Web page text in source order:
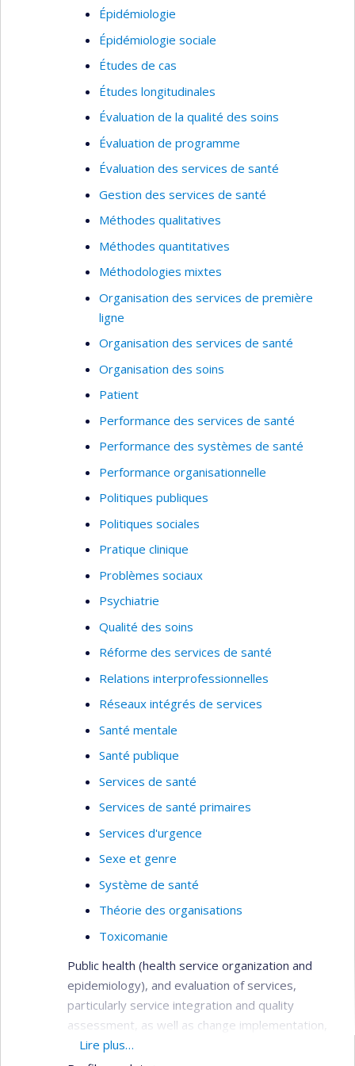
Épidémiologie
Épidémiologie sociale
Études de cas
Études longitudinales
Évaluation de la qualité des soins
Évaluation de programme
Évaluation des services de santé
Gestion des services de santé
Méthodes qualitatives
Méthodes quantitatives
Méthodologies mixtes
Organisation des services de première
ligne
Organisation des services de santé
Organisation des soins
Patient
Performance des services de santé
Performance des systèmes de santé
Performance organisationnelle
Politiques publiques
Politiques sociales
Pratique clinique
Problèmes sociaux
Psychiatrie
Qualité des soins
Réforme des services de santé
Relations interprofessionnelles
Réseaux intégrés de services
Santé mentale
Santé publique
Services de santé
Services de santé primaires
Services d'urgence
Sexe et genre
Système de santé
Théorie des organisations
Toxicomanie
Public health (health service organization and
epidemiology), and evaluation of services,
particularly service integration and quality
assessment, as well as change implementation,
needs assessment, primary care services,
Lire plus…